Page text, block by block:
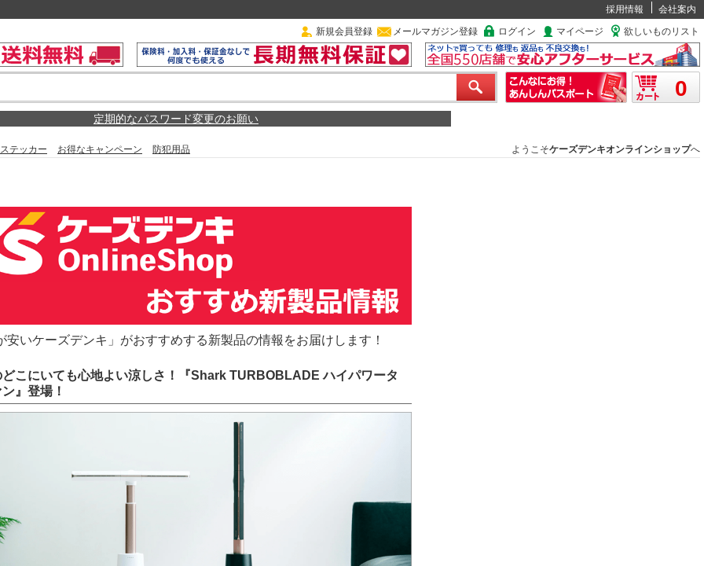
採用情報
会社案内
新規会員登録
メールマガジン登録 ログイン マイページ 欲しいものリスト
0
定期的なパスワード変更のお願い
テッカー お得なキャンペーン 防犯用品 ようこそケーズデンキオンラインショップへ
安いケーズデンキ」がおすすめする新製品の情報をお届けします！
こにいても心地よい涼しさ！『Shark TURBOBLADE ハイパワータ
』登場！